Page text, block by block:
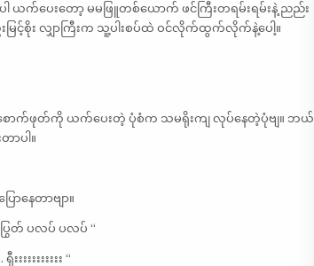
ယက်ပေးတော့ မမဖြူတစ်ယောက် ဖင်ကြီးတရမ်းရမ်းနဲ့ ညည်း
ြင့်စိုး လျှာကြီးက သူ့ပါးစပ်ထဲ ဝင်လိုက်ထွက်လိုက်နဲ့ပေါ့။
ာက်ဖုတ်ကို ယက်ပေးတဲ့ ပုံစံက သမရိုးကျ လုပ်နေတဲ့ပုံဗျ။ ဘယ်
ာပါ။
ာနေတာဗျာ။
ြွတ် ပလပ် ပလပ် “
းးးးးးး “